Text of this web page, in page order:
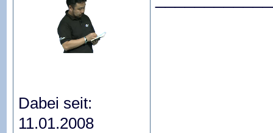
Dabei seit:
11.01.2008